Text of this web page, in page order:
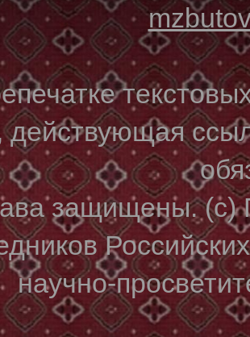
действующая
защищены. (с)
научно-